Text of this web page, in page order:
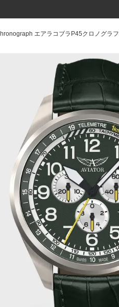
エアラコブラP45クロノグラフ